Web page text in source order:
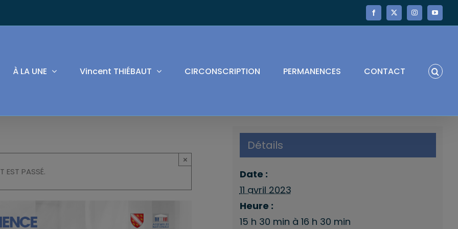
Facebook
X InstagramYouTube
À LA UNE Vincent THIÉBAUT CIRCONSCRIPTION PERMANENCES CONTACT
EST PASSÉ.
×
Détails
Date :
11 avril 2023
Heure :
15 h 30 min à 16 h 30 min